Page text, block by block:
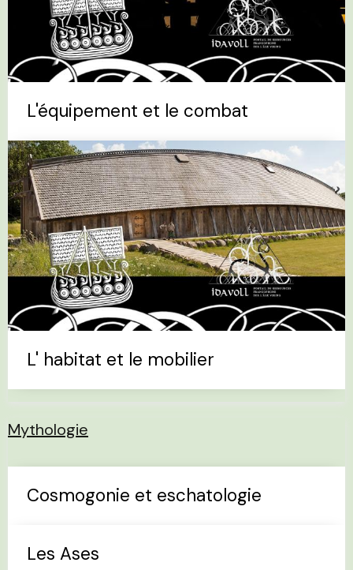
L'équipement et le combat
L' habitat et le mobilier
Mythologie
Cosmogonie et eschatologie
Les Ases